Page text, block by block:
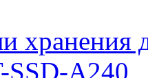
хранения
SSD-A240